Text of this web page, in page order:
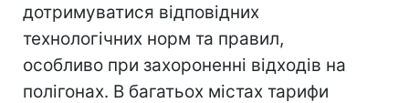
дотримуватися відповідних
технологічних норм та правил,
особливо при захороненні відходів на
полігонах. В багатьох містах тарифи